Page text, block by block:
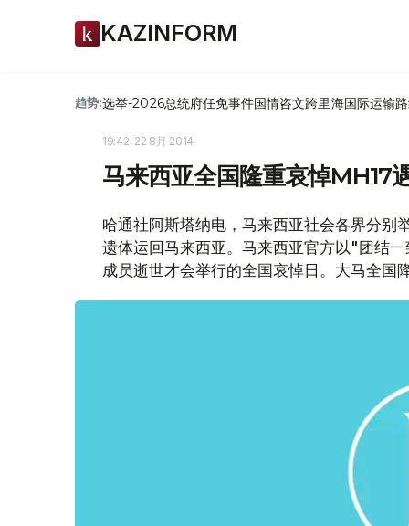
KAZINFORM
趋势:选举-2026总统府任免事件国情咨文跨里海国际运输
19:42, 22 8月 2014
马来西亚全国隆重哀悼MH17
哈通社阿斯塔纳电，马来西亚社会各界分别
遗体运回马来西亚。马来西亚官方以"团结
成员逝世才会举行的全国哀悼日。大马全国